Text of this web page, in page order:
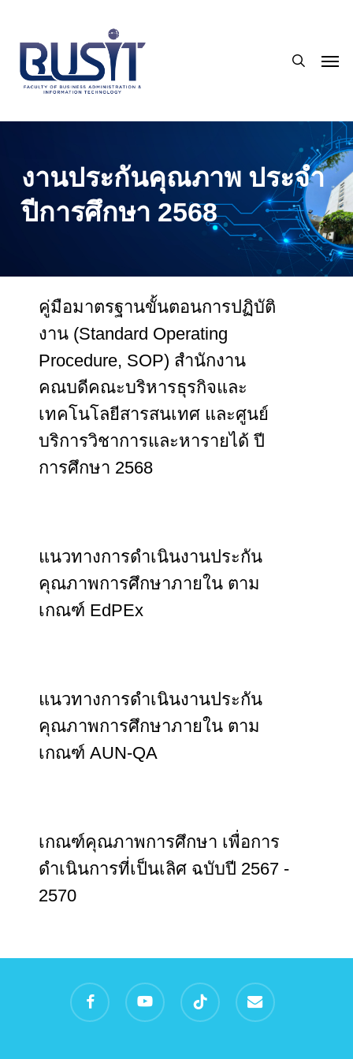
main
content
งานประกันคุณภาพ ประจำ
ปีการศึกษา 2568
คู่มือมาตรฐานขั้นตอนการปฏิบัติ
งาน (Standard Operating
Procedure, SOP) สำนักงาน
คณบดีคณะบริหารธุรกิจและ
เทคโนโลยีสารสนเทศ และศูนย์
บริการวิชาการและหารายได้ ปี
การศึกษา 2568
แนวทางการดำเนินงานประกัน
คุณภาพการศึกษาภายใน ตาม
เกณฑ์ EdPEx
แนวทางการดำเนินงานประกัน
คุณภาพการศึกษาภายใน ตาม
เกณฑ์ AUN-QA
เกณฑ์คุณภาพการศึกษา เพื่อการ
ดำเนินการที่เป็นเลิศ ฉบับปี 2567 -
2570
facebook youtube tiktok email